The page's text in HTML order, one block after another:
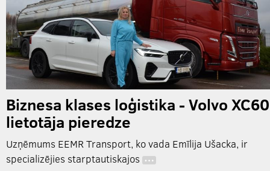
Biznesa klases loģistika - Volvo XC60
lietotāja pieredze
Uzņēmums EEMR Transport, ko vada Emīlija Ušacka, ir
specializējies starptautiskajos …